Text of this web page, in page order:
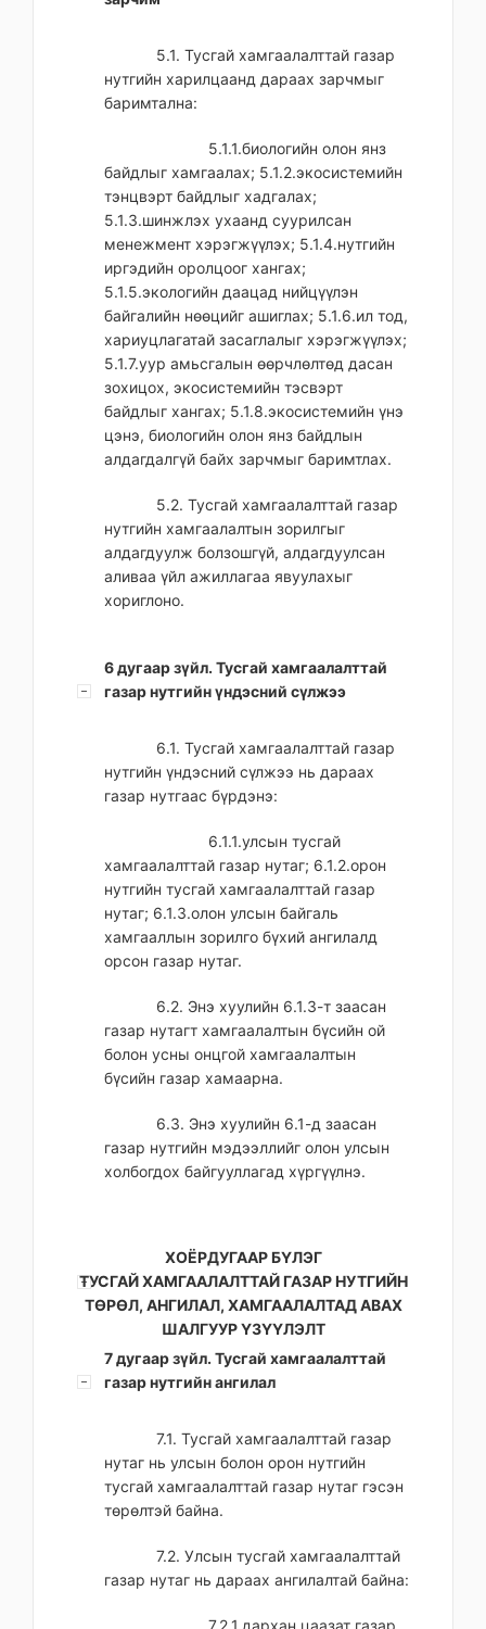
5.1. Тусгай хамгаалалттай газар
нутгийн харилцаанд дараах зарчмыг
баримтална:
5.1.1.биологийн олон янз
байдлыг хамгаалах; 5.1.2.экосистемийн
тэнцвэрт байдлыг хадгалах;
5.1.3.шинжлэх ухаанд суурилсан
менежмент хэрэгжүүлэх; 5.1.4.нутгийн
иргэдийн оролцоог хангах;
5.1.5.экологийн даацад нийцүүлэн
байгалийн нөөцийг ашиглах; 5.1.6.ил тод,
хариуцлагатай засаглалыг хэрэгжүүлэх;
5.1.7.уур амьсгалын өөрчлөлтөд дасан
зохицох, экосистемийн тэсвэрт
байдлыг хангах; 5.1.8.экосистемийн үнэ
цэнэ, биологийн олон янз байдлын
алдагдалгүй байх зарчмыг баримтлах.
5.2. Тусгай хамгаалалттай газар
нутгийн хамгаалалтын зорилгыг
алдагдуулж болзошгүй, алдагдуулсан
аливаа үйл ажиллагаа явуулахыг
хориглоно.
6 дугаар зүйл. Тусгай хамгаалалттай
газар нутгийн үндэсний сүлжээ
6.1. Тусгай хамгаалалттай газар
нутгийн үндэсний сүлжээ нь дараах
газар нутгаас бүрдэнэ:
6.1.1.улсын тусгай
хамгаалалттай газар нутаг; 6.1.2.орон
нутгийн тусгай хамгаалалттай газар
нутаг; 6.1.3.олон улсын байгаль
хамгааллын зорилго бүхий ангилалд
орсон газар нутаг.
6.2. Энэ хуулийн 6.1.3-т заасан
газар нутагт хамгаалалтын бүсийн ой
болон усны онцгой хамгаалалтын
бүсийн газар хамаарна.
6.3. Энэ хуулийн 6.1-д заасан
газар нутгийн мэдээллийг олон улсын
холбогдох байгууллагад хүргүүлнэ.
ХОЁРДУГААР БҮЛЭГ
ТУСГАЙ ХАМГААЛАЛТТАЙ ГАЗАР НУТГИЙН
ТӨРӨЛ, АНГИЛАЛ, ХАМГААЛАЛТАД АВАХ
ШАЛГУУР ҮЗҮҮЛЭЛТ
7 дугаар зүйл. Тусгай хамгаалалттай
газар нутгийн ангилал
7.1. Тусгай хамгаалалттай газар
нутаг нь улсын болон орон нутгийн
тусгай хамгаалалттай газар нутаг гэсэн
төрөлтэй байна.
7.2. Улсын тусгай хамгаалалттай
газар нутаг нь дараах ангилалтай байна:
7.2.1.дархан цаазат газар